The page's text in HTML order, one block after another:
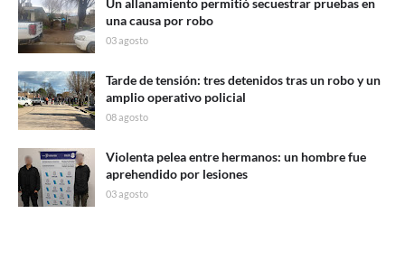
Un allanamiento permitió secuestrar pruebas en
una causa por robo
03 agosto
Tarde de tensión: tres detenidos tras un robo y un
amplio operativo policial
08 agosto
Violenta pelea entre hermanos: un hombre fue
aprehendido por lesiones
03 agosto